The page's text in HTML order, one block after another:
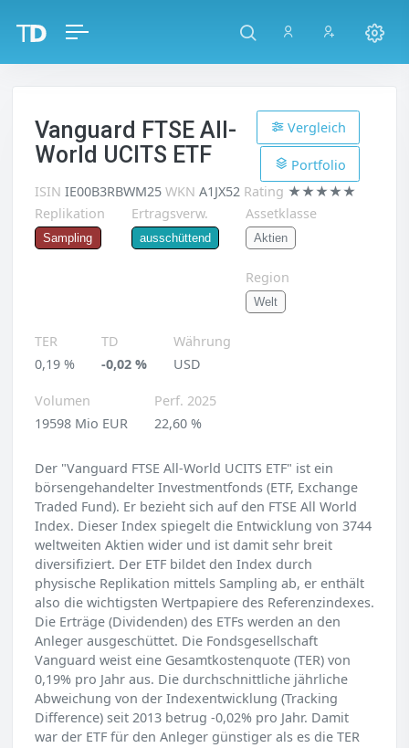
Vanguard FTSE All-
World UCITS ETF
Vergleich
Portfolio
ISIN IE00B3RBWM25 WKN A1JX52 Rating ★★★★★
Replikation
Sampling
Ertragsverw.
ausschüttend
Assetklasse
Aktien
Region
Welt
TER
0,19 %
TD
-0,02 %
Währung
USD
Volumen
19598 Mio EUR
Perf. 2025
22,60 %
Der "Vanguard FTSE All-World UCITS ETF" ist ein
börsengehandelter Investmentfonds (ETF, Exchange
Traded Fund). Er bezieht sich auf den FTSE All World
Index. Dieser Index spiegelt die Entwicklung von 3744
weltweiten Aktien wider und ist damit sehr breit
diversifiziert. Der ETF bildet den Index durch
physische Replikation mittels Sampling ab, er enthält
also die wichtigsten Wertpapiere des Referenzindexes.
Die Erträge (Dividenden) des ETFs werden an den
Anleger ausgeschüttet. Die Fondsgesellschaft
Vanguard weist eine Gesamtkostenquote (TER) von
0,19% pro Jahr aus. Die durchschnittliche jährliche
Abweichung von der Indexentwicklung (Tracking
Difference) seit 2013 betrug -0,02% pro Jahr. Damit
war der ETF für den Anleger günstiger als es die TER